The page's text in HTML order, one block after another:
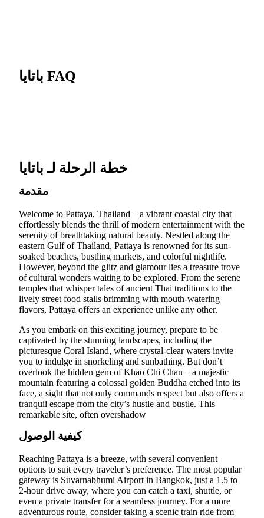
باتايا FAQ
خطة الرحلة لـ باتايا
مقدمة
Welcome to Pattaya, Thailand – a vibrant coastal city that
effortlessly blends the thrill of modern entertainment with the
serenity of breathtaking natural beauty. Nestled along the
eastern Gulf of Thailand, Pattaya is renowned for its sun-
soaked beaches, bustling markets, and colorful nightlife.
However, beyond the glitz and glamour lies a treasure trove
of cultural wonders waiting to be explored. From the serene
temples that whisper tales of ancient Thai traditions to the
lively street food stalls brimming with mouth-watering
flavors, Pattaya offers an experience unlike any other.
As you embark on this exciting journey, prepare to be
captivated by the stunning landscapes, including the
picturesque Coral Island, where crystal-clear waters invite
you to indulge in snorkeling and sunbathing. But don’t
overlook the hidden gem of Khao Chi Chan – a majestic
mountain featuring a colossal golden Buddha etched into its
face, a sight that not only commands respect but also offers a
tranquil escape from the city’s hustle and bustle. This
remarkable site, often overshadow
كيفية الوصول
Reaching Pattaya is a breeze, with several convenient
options to suit every traveler’s preference. The most popular
gateway is Suvarnabhumi Airport in Bangkok, just a 1.5 to
2-hour drive away, where you can catch a taxi, shuttle, or
even a private transfer for a seamless journey. For a more
adventurous route, consider taking a scenic train ride from